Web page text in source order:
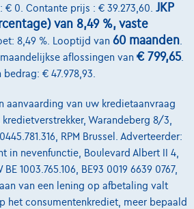
Manueel 75 kW ( 102 PK )
aftrekbaar
met een laatste
€6.929,04
0. Contante prijs : € 39.273,60. JKP
van 8,49 %, vaste
8,49 %. Looptijd van 60 maanden
aflossingen van € 799,65.
€ 47.978,93.
aanvaarding van uw kredietaanvraag
Warandeberg 8/3,
RPM Brussel. Adverteerder:
in nevenfunctie, Boulevard Albert II 4,
BE 1003.765.106, BE93 0019 6639 0767,
van een lening op afbetaling valt
het consumentenkrediet, meer bepaald